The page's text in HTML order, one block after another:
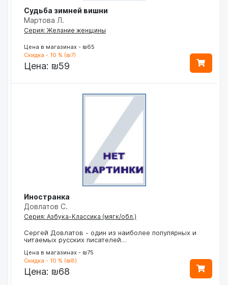
Судьба зимней вишни
Мартова Л.
Серия: Желание женщины
Цена в магазинах - ₪65
Скидка - 10 % (₪7)
Цена: ₪59
Иностранка
Довлатов С.
Серия: Азбука-Классика (мягк/обл.)
Сергей Довлатов - один из наиболее популярных и
читаемых русских писателей…
Цена в магазинах - ₪75
Скидка - 10 % (₪8)
Цена: ₪68